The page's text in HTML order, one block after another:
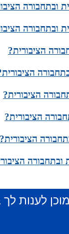
ובתחבורה
ובתחבורה
הציבורית?
הציבורית?
הציבורית?
הציבורית?
לענות